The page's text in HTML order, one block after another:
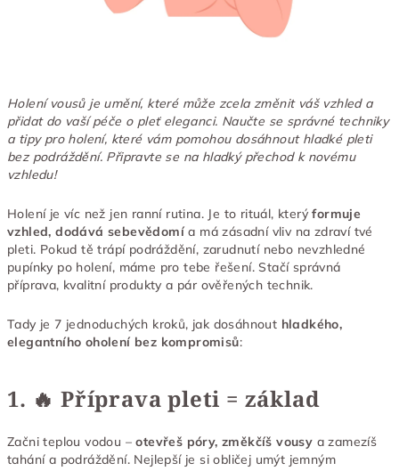
Holení vousů je umění, které může zcela změnit váš vzhled a
přidat do vaší péče o pleť eleganci. Naučte se správné techniky
a tipy pro holení, které vám pomohou dosáhnout hladké pleti
bez podráždění. Připravte se na hladký přechod k novému
vzhledu!
Holení je víc než jen ranní rutina. Je to rituál, kterýformuje
vzhled, dodává sebevědomí a má zásadní vliv na zdraví tvé
pleti. Pokud tě trápí podráždění, zarudnutí nebo nevzhledné
pupínky po holení, máme pro tebe řešení. Stačí správná
příprava, kvalitní produkty a pár ověřených technik.
Tady je 7 jednoduchých kroků, jak dosáhnout hladkého,
elegantního oholení bez kompromisů:
1. 🔥 Příprava pleti = základ
Začni teplou vodou –otevřeš póry, změkčíš vousy a zamezíš
tahání a podráždění. Nejlepší je si obličej umýt jemným